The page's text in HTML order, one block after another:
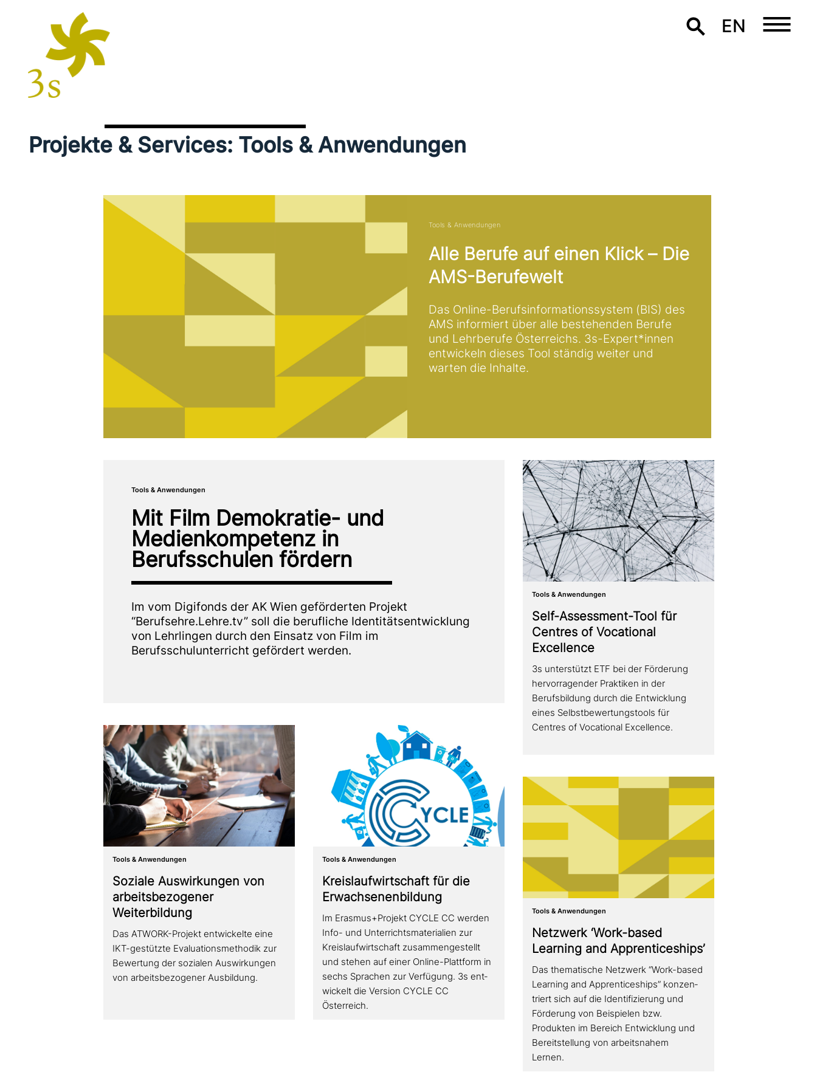
EN
Projekte & Services: Tools & Anwendungen
Tools & Anwendungen
Alle Berufe auf einen Klick – Die
AMS-Berufewelt
Das Online-Berufsinformationssystem (BIS) des
AMS infor­miert über alle bestehen­den Berufe
und Lehrberufe Österreichs. 3s-Expert*innen
ent­wickeln dieses Tool ständig weiter und
warten die Inhalte.
Tools & Anwendungen
Mit Film Demokratie- und
Medienkompetenz in
Berufsschulen fördern
Im vom Digifonds der AK Wien geför­der­ten Projekt
“Berufsehre.Lehre.tv” soll die beruf­li­che Identitätsentwicklung
von Lehrlingen durch den Einsatz von Film im
Berufsschulunterricht gefördert werden.
Tools & Anwendungen
Self-Assessment-Tool für
Centres of Vocational
Excellence
3s unter­stützt ETF bei der Förderung
her­vor­ra­gen­der Praktiken in der
Berufsbildung durch die Entwicklung
eines Selbstbewertungstools für
Centres of Vocational Excellence.
Tools & Anwendungen
Soziale Auswirkungen von
arbeits­be­zo­ge­ner
Weiterbildung
Das ATWORK-Projekt ent­wickel­te eine
IKT-gestützte Evaluationsmethodik zur
Bewertung der sozialen Auswirkungen
von arbeits­be­zo­ge­ner Ausbildung.
Tools & Anwendungen
Kreislaufwirtschaft für die
Erwachsenenbildung
Im Erasmus+Projekt CYCLE CC werden
Info- und Unterrichtsmaterialien zur
Kreislaufwirtschaft zusam­men­ge­stellt
und stehen auf einer Online-Plattform in
sechs Sprachen zur Verfügung. 3s ent­
wickelt die Version CYCLE CC
Österreich.
Tools & Anwendungen
Netzwerk ‘Work-based
Learning and Apprenticeships’
Das the­ma­ti­sche Netzwerk “Work-based
Learning and Apprenticeships” kon­zen­
triert sich auf die Identifizierung und
Förderung von Beispielen bzw.
Produkten im Bereich Entwicklung und
Bereitstellung von arbeits­na­hem
Lernen.